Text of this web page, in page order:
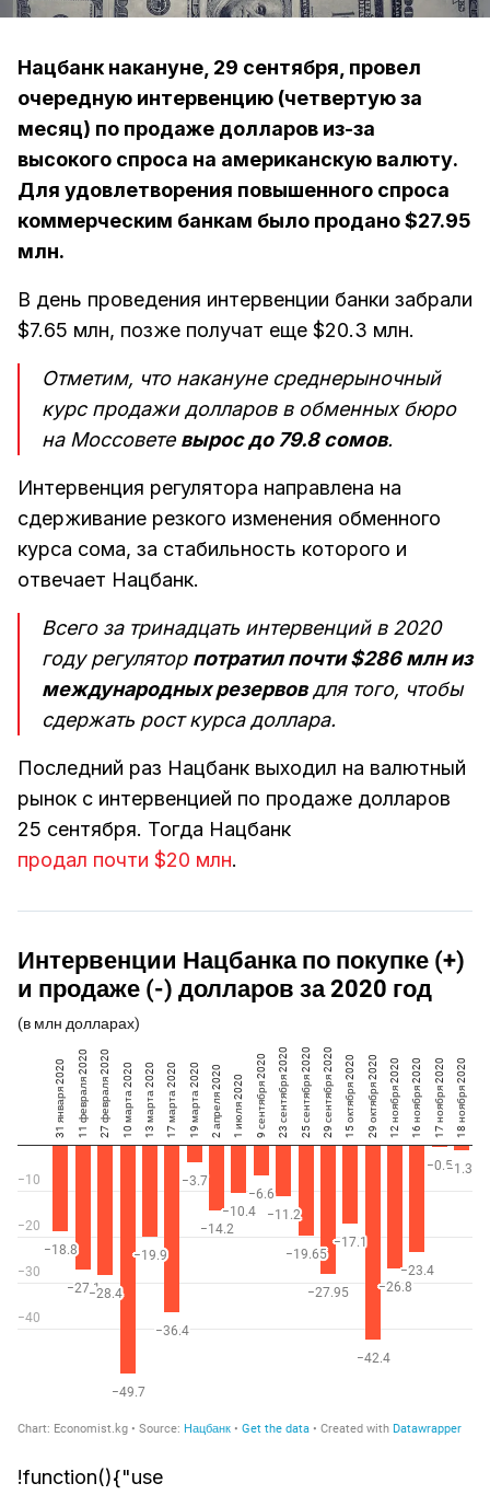
Нацбанк накануне, 29 сентября, провел
очередную интервенцию (четвертую за
месяц) по продаже долларов из-за
высокого спроса на американскую валюту.
Для удовлетворения повышенного спроса
коммерческим банкам было продано $27.95
млн.
В день проведения интервенции банки забрали
$7.65 млн, позже получат еще $20.3 млн.
Отметим, что накануне среднерыночный
курс продажи долларов в обменных бюро
на Моссовете вырос до 79.8 сомов.
Интервенция регулятора направлена на
сдерживание резкого изменения обменного
курса сома, за стабильность которого и
отвечает Нацбанк.
Всего за тринадцать интервенций в 2020
году регулятор потратил почти $286 млн из
международных резервов для того, чтобы
сдержать рост курса доллара.
Последний раз Нацбанк выходил на валютный
рынок с интервенцией по продаже долларов
25 сентября. Тогда Нацбанк
продал почти $20 млн.
!function(){"use